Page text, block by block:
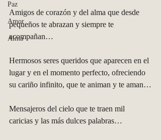
Paz
Amor
Alma
Amigos de corazón y del alma que desde
pequeños te abrazan y siempre te
acompañan…
Hermosos seres queridos que aparecen en el
lugar y en el momento perfecto, ofreciendo
su cariño infinito, que te animan y te aman…
Mensajeros del cielo que te traen mil
caricias y las más dulces palabras…